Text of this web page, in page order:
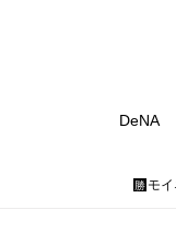
DeNA
勝 モイ